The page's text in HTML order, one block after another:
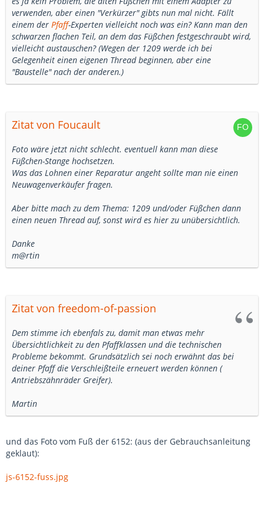
verwenden, aber einen "Verkürzer" gibts nun mal nicht. Fällt
einem der Pfaff-Experten vielleicht noch was ein? Kann man den
schwarzen flachen Teil, an dem das Füßchen festgeschraubt wird,
vielleicht austauschen? (Wegen der 1209 werde ich bei
Gelegenheit einen eigenen Thread beginnen, aber eine
"Baustelle" nach der anderen.)
Zitat von Foucault
Foto wäre jetzt nicht schlecht. eventuell kann man diese
Füßchen-Stange hochsetzen.
Was das Lohnen einer Reparatur angeht sollte man nie einen
Neuwagenverkäufer fragen.
Aber bitte mach zu dem Thema: 1209 und/oder Füßchen dann
einen neuen Thread auf, sonst wird es hier zu unübersichtlich.
Danke
m@rtin
Zitat von freedom-of-passion
Dem stimme ich ebenfals zu, damit man etwas mehr
Übersichtlichkeit zu den Pfaffklassen und die technischen
Probleme bekommt. Grundsätzlich sei noch erwähnt das bei
deiner Pfaff die Verschleißteile erneuert werden können (
Antriebszähnräder Greifer).
Martin
und das Foto vom Fuß der 6152: (aus der Gebrauchsanleitung
geklaut):
js-6152-fuss.jpg